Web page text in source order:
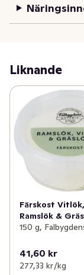
Liknande
Färskost Vitlök,
Ramslök &
150 g,
41,60 kr
277,33 kr /kg